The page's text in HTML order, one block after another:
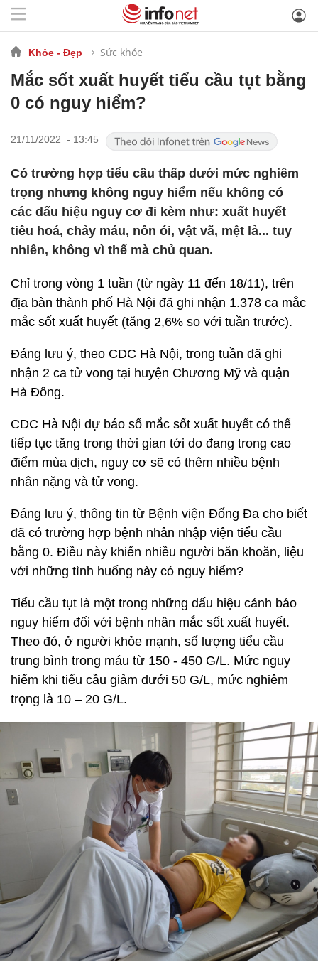
Khỏe - Đẹp Sức khỏe
Mắc sốt xuất huyết tiểu cầu tụt bằng
0 có nguy hiểm?
21/11/2022 - 13:45
Có trường hợp tiểu cầu thấp dưới mức nghiêm
trọng nhưng không nguy hiểm nếu không có
các dấu hiệu nguy cơ đi kèm như: xuất huyết
tiêu hoá, chảy máu, nôn ói, vật vã, mệt lả... tuy
nhiên, không vì thế mà chủ quan.
Chỉ trong vòng 1 tuần (từ ngày 11 đến 18/11), trên
địa bàn thành phố Hà Nội đã ghi nhận 1.378 ca mắc
mắc sốt xuất huyết (tăng 2,6% so với tuần trước).
Đáng lưu ý, theo CDC Hà Nội, trong tuần đã ghi
nhận 2 ca tử vong tại huyện Chương Mỹ và quận
Hà Đông.
CDC Hà Nội dự báo số mắc sốt xuất huyết có thể
tiếp tục tăng trong thời gian tới do đang trong cao
điểm mùa dịch, nguy cơ sẽ có thêm nhiều bệnh
nhân nặng và tử vong.
Đáng lưu ý, thông tin từ Bệnh viện Đống Đa cho biết
đã có trường hợp bệnh nhân nhập viện tiểu cầu
bằng 0. Điều này khiến nhiều người băn khoăn, liệu
với những tình huống này có nguy hiểm?
Tiểu cầu tụt là một trong những dấu hiệu cảnh báo
nguy hiểm đối với bệnh nhân mắc sốt xuất huyết.
Theo đó, ở người khỏe mạnh, số lượng tiểu cầu
trung bình trong máu từ 150 - 450 G/L. Mức nguy
hiểm khi tiểu cầu giảm dưới 50 G/L, mức nghiêm
trọng là 10 – 20 G/L.